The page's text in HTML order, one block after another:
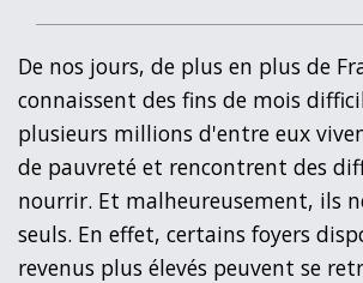
De nos jours, de plus en plus de
connaissent des fins de mois
plusieurs millions d'entre eux
de pauvreté et rencontrent des
nourrir. Et malheureusement, ils
seuls. En effet, certains foyers
revenus plus élevés peuvent se